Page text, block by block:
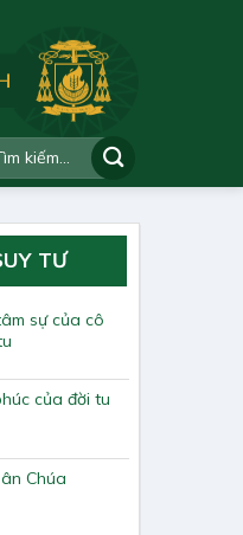
TƯ
sự của cô
của đời tu
Chúa